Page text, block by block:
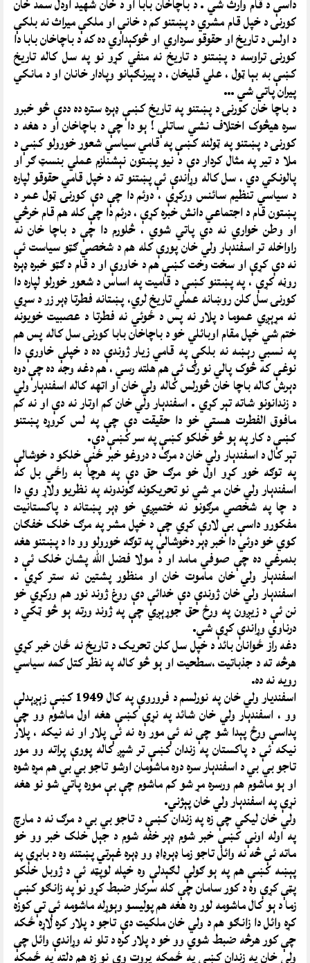
کورنۍ د خپل قام مشري د پښتنو کم د خانې او ملکې ميراث نه بلکې
د اولس د تاريخ او حقوقو سرداري او څوکېداري ده که د باچاخان بابا دا
کورنۍ تراوسه د پښتنو د تاريخ نه منفي کړو نو په سل کاله تاريخ
کښې به بېا ټول ، علي قليخان ، د پيرنګېانو وپادار خانان او د مانکي
پيران پاتي شي …
د باچا خان کورنۍ د پښتنو په تاريخ کښې ډېره ستره ده ددې څو خبرو
سره هيڅوک اختلاف نشي ساتلې ! ېو دا چې د باچاخان او د هغه د
کورنۍ د پښتنو په ټولنه کښې په قامي سياسي شعور خورولو کښې د
ملا د تير په مثال کردار دې د نيو پښتون نېشنلزم عملي بنسټ ګر او
پالونکي دي ، سل کاله وړاندې ئې پښتنو ته د خپل قامي حقوقو لپاره
د سياسي تنظيم سائنس ورکړې ، دوئم دا چې دې کورنۍ ټول عمر د
پښتون قام د اجتماعي دانش خبره کړې ، درئم دا چې کله هم قام خرڅي
او وطن خواري نه دي پاتي شوي ، څلورم دا چې د باچا خان نه
راواخله تر اسفندېار ولي خان پورې کله هم د شخصي ګټو سياست ئې
نه دې کړې او سخت وخت کښې هم د خاورې او د قام د ګټو خبره ډېره
روڼه کړې ، په پښتنو کښې د قاميت په اساس د شعور خورلو لپاره دا
کورنۍ سل کلن روښانه عملي تاريخ لري، پښتانه فطرتا ډېر زر د سړي
نه مړېږي عموما د پلار نه پس د ځوئي نه فطرتا د عصبيت خويونه
ختم شي خپل مقام اوبائلي خو د باچاخان بابا کورنۍ سل کاله پس هم
په نسبي رېښه نه بلکې په قامي زيار ژوندې ده د خپلې خاورې دا
نوغې که څوک پالي نو رګ ئې هم هلته رسي ، هم دغه وجه ده چې دوه
دېرش کاله باچا خان څورلس کاله ولي خان او اتهه کاله اسفندېار ولي
د زندانونو شاته تېر کړي . اسفندېار ولي خان کم اوتار نه دې او نه کم
مافوق الفطرت هستي خو دا حقيقت دې چې په لس کروړه پښتنو
کښې د کار په ېو څو خلکو کښې په سر کښې دې.
تېر کال د اسفندېار ولي خان د مرګ د دروغو خبر ځنې خلکو د خوشالې
په توګه خور کړو اول خو مرګ حق دې په هرچا به راځي بل که
اسفندېار ولي خان مړ شي نو تحريکونه ګوندونه په نظريو ولاړ وي دا
د چا په شخصي مرګونو نه ختمیږي خو ډېر پښتانه د پاکستانيت
مفکورو داسې بې لارې کړي چې د خپل مشر په مرګ خلک خفګان
کوي خو دوئي دا خبر ډېر دخوشالې په توګه خورولو وو دا د پښتنو هغه
بدمرغي ده چې صوفي مامد او د مولا فضل الله پشان خلک ئې د
اسفندېار ولي خان ماموت خان او منظور پشتين نه ستر کړي .
اسفندېار ولي خان ژوندې دې خدائې دې روغ ژوند نور هم ورکړي خو
نن ئې د زیږون په ورځ حق جوړېږي چې په ژوند ورته ېو څو ټکي د
درناوي وړاندې کړې شي.
دغه راز ځوانان بائد د خپل سل کلن تحريک د تاريخ نه ځان خبر کړي
هرڅه ته د جذباتيت ،سطحيت او ېو څو کاله په نظر کتل کمه سیاسي
رويه نه ده.
اسفنديار ولي خان په نورلسم د فروروې په کال 1949 کښې زېږېدلې
وو ، اسفندېار ولي خان شائد په نړې کښې هغه اول ماشوم وو چې
پداسې ورځ پېدا شو چې نه ئې مور وه نه ئې پلار او نه نيکه ، پلار
نيکه ئې د پاکستان په زندان کښې تر شپږ کاله پورې پراته وو مور
تاجو بي بي د اسفندېار سره دوه ماشومان اوشو تاجو بي بي هم مړه شوه
او ېو ماشوم هم ورسره مړ شو کم ماشوم چې بې موره پاتي شو نو هغه
نړې په اسفندېار ولي خان پېژني.
ولي خان ليکي چې زه په زندان کښې د تاجو بي بي د مرګ نه د مارچ
په اوله اونې کښې خبر شوم ډېر خفه شوم د جېل خلک خبر وو خو
ماته ئې څه نه وائل تاجو زما ډېرډاډ وو ډېره غېرتي پښتنه وه د بابړې په
پېښه کښې هم په ېو ګولې لګېدلې وه خپله لوپټه ئې د ژوبل خلکو
پټې کړې وه د کور سامان چې کله سرکار ضبط کړو نو په زانګو کښې
زما د ېو کال ماشومه لور وه هغه هم پوليسو وېوړله ماشومه ئې تې کوزه
کړه وائل دا زانګو هم د ولي خان ملکيت دې تاجو د پلار کره لاړه ځکه
چې کور هرڅه ضبط شوي وو خو د پلار کره د تلو نه وړاندې وائل چې
ولي خان په زندان کښې په ځمکه پروت وي نو زه هم دلته په ځمکه